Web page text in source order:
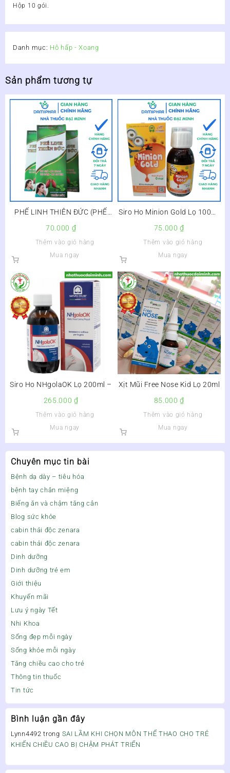
Chuyên mục tin bài
Bệnh dạ dày – tiêu hóa
bệnh tay chân miệng
Biếng ăn và chậm tăng cân
Blog sức khỏe
cabin thải độc zenara
cabin thải độc zenara
Dinh dưỡng
Dinh dưỡng trẻ em
Giới thiệu
Khuyến mãi
Lưu ý ngày Tết
Nhi Khoa
Sống đẹp mỗi ngày
Sống khỏe mỗi ngày
Tăng chiều cao cho trẻ
Thông tin thuốc
Tin tức
Bình luận gần đây
Lynn4492 trong SAI LẦM KHI CHỌN MÔN THỂ THAO CHO TRẺ
KHIẾN CHIỀU CAO BỊ CHẬM PHÁT TRIỂN
Hộp 10 gói.
Danh mục: Hô hấp - Xoang
Sản phẩm tương tự
PHẾ LINH THIÊN ĐỨC (PHẾ
PHẾ, GIẢM HO CẢM – Lọ
180ml
70.000 ₫
Thêm vào giỏ hàng
Mua ngay
Siro Ho Minion Gold Lọ 100ml
75.000₫
Thêm vào giỏ hàng
Mua ngay
Siro Ho NHgolaOK Lọ 200ml –
265.000₫
Thêm vào giỏ hàng
Mua ngay
Xịt Mũi Free Nose Kid Lọ 20ml
85.000₫
Thêm vào giỏ hàng
Mua ngay